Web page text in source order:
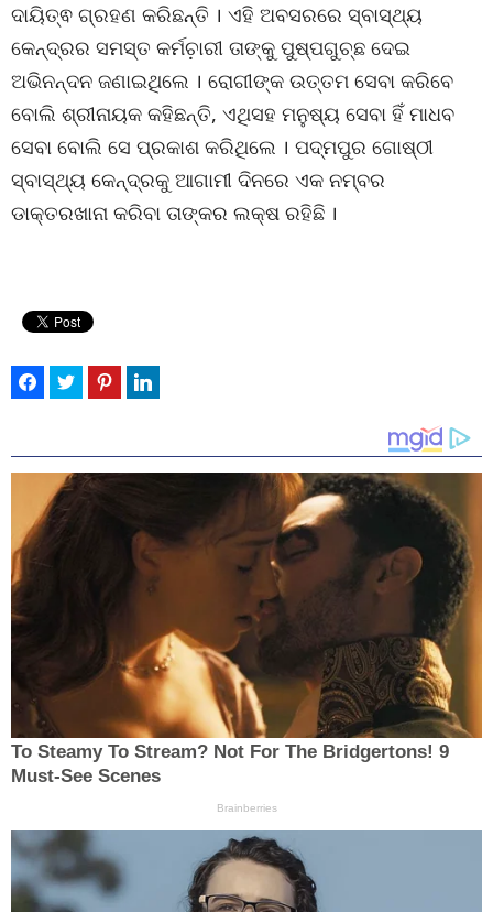
ଦାୟିତ୍ଵ ଗ୍ରହଣ କରିଛନ୍ତି । ଏହି ଅବସରରେ ସ୍ବାସ୍ଥ୍ୟ
କେନ୍ଦ୍ରର ସମସ୍ତ କର୍ମଚ଼ାରୀ ତାଙ୍କୁ ପୁଷ୍ପଗୁଚ୍ଛ ଦେଇ
ଅଭିନନ୍ଦନ ଜଣାଇଥିଲେ । ରୋଗୀଙ୍କ ଉତ୍ତମ ସେବା କରିବେ
ବୋଲି ଶ୍ରୀନାୟକ କହିଛନ୍ତି, ଏଥିସହ ମନୁଷ୍ୟ ସେବା ହିଁ ମାଧବ
ସେବା ବୋଲି ସେ ପ୍ରକାଶ କରିଥିଲେ । ପଦ୍ମପୁର ଗୋଷ୍ଠୀ
ସ୍ବାସ୍ଥ୍ୟ କେନ୍ଦ୍ରକୁ ଆଗାମୀ ଦିନରେ ଏକ ନମ୍ବର
ଡାକ୍ତରଖାନା କରିବା ତାଙ୍କର ଲକ୍ଷ ରହିଛି ।